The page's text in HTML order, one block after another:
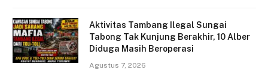
Aktivitas Tambang Ilegal Sungai
Tabong Tak Kunjung Berakhir, 10 Alber
Diduga Masih Beroperasi
Agustus 7, 2026